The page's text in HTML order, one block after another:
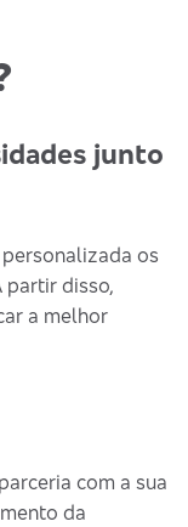
junto
os
partir disso,
a melhor
com a sua
da